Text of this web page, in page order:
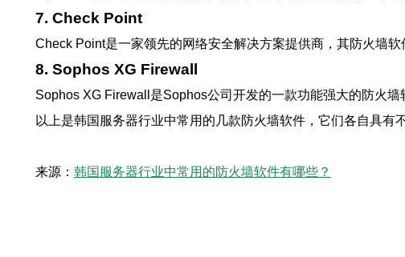
7. Check Point
Check Point是一家领先的网络安全解决方案提供商，其防火墙
8. Sophos XG Firewall
Sophos XG Firewall是Sophos公司开发的一款功能强大的防火
以上是韩国服务器行业中常用的几款防火墙软件，它们各自具
来源： 韩国服务器行业中常用的防火墙软件有哪些？